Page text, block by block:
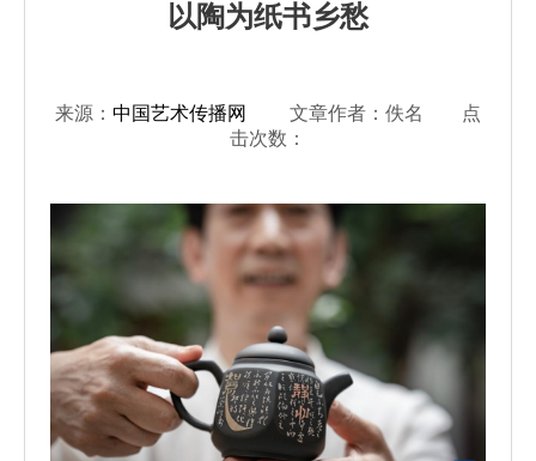
以陶为纸书乡愁
来源： 中国艺术传播网
文章作者：佚名 点
击次数：